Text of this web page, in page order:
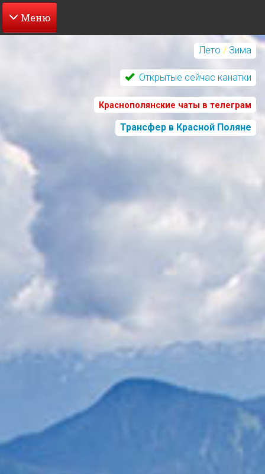
Перейти
Лето / Зима
Открытые сейчас канатки
Краснополянские чаты в телеграм
Трансфер в Красной Поляне